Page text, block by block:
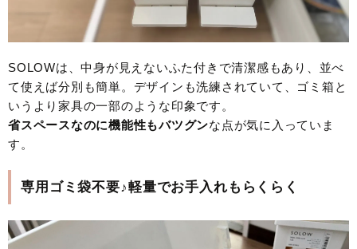
SOLOWは、中身が見えないふた付きで清潔感もあり、並べ
て使えば分別も簡単。デザインも洗練されていて、ゴミ箱と
いうより家具の一部のような印象です。
省スペースなのに機能性もバツグンな点が気に入っていま
す。
専用ゴミ袋不要♪軽量でお手入れもらくらく